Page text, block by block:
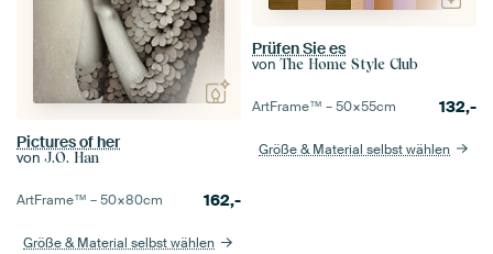
Pictures of her
von J.O. Han
ArtFrame™ –50×80cm 162,-
Größe & Material selbst wählen
Prüfen Sie es
von The Home Style Club
ArtFrame™ –50×55cm 132,-
Größe & Material selbst wählen